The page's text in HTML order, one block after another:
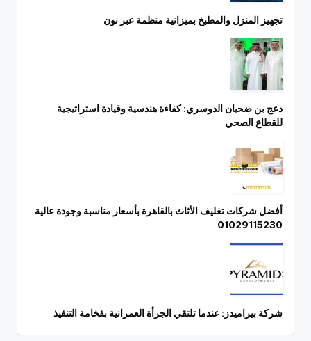
تجهيز المنزل والمطبخ بميزانية منظمة عبر نون
دعج بن ضحيان الدوسري: كفاءة هندسية وقيادة استراتيجية
للقطاع الصحي
أفضل شركات تغليف الأثاث بالقاهرة بأسعار مناسبة وجودة عالية
01029115230
شركة بيراميدز: عندما تلتقي الجرأة العمرانية بفخامة التنفيذ